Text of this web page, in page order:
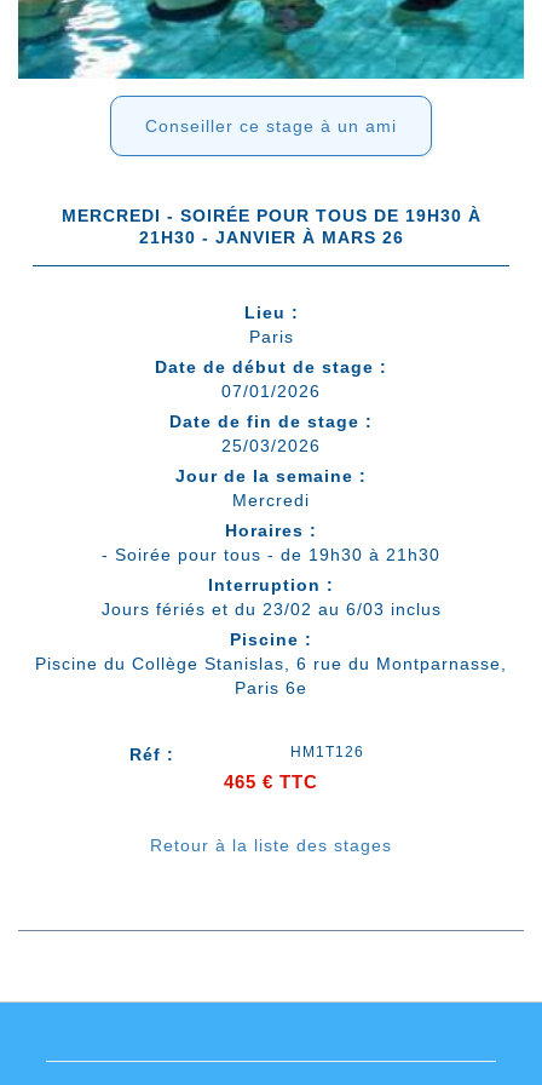
Conseiller ce stage à un ami
MERCREDI - SOIRÉE POUR TOUS DE 19H30 À
21H30 - JANVIER À MARS 26
Lieu :
Paris
Date de début de stage :
07/01/2026
Date de fin de stage :
25/03/2026
Jour de la semaine :
Mercredi
Horaires :
- Soirée pour tous - de 19h30 à 21h30
Interruption :
Jours fériés et du 23/02 au 6/03 inclus
Piscine :
Piscine du Collège Stanislas, 6 rue du Montparnasse,
Paris 6e
Réf : HM1T126
465 € TTC
Retour à la liste des stages